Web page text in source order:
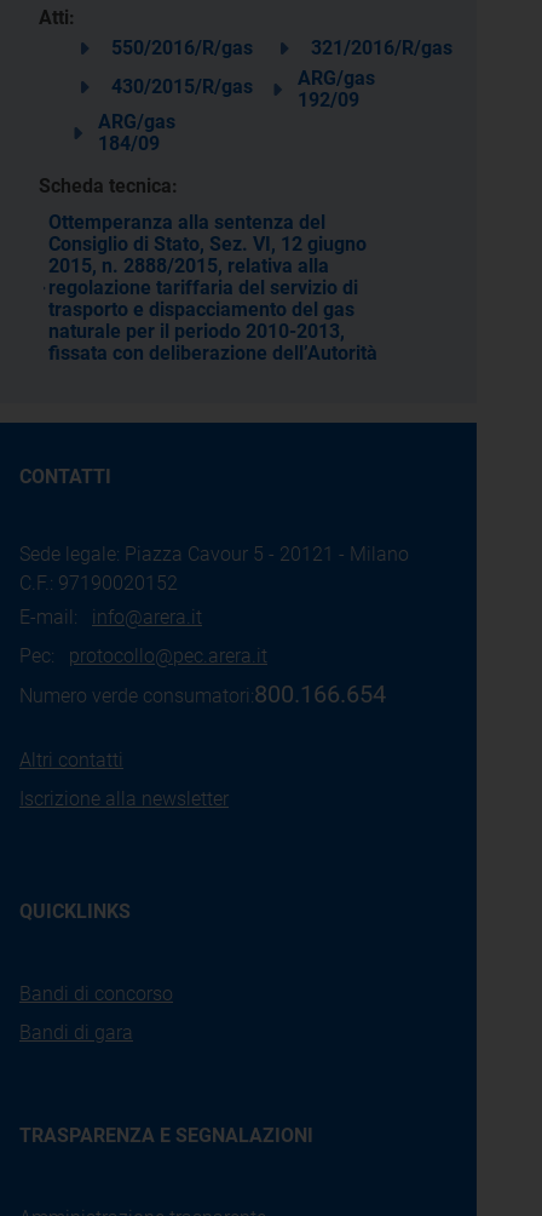
Atti:
550/2016/R/gas
321/2016/R/gas
430/2015/R/gas
ARG/gas
192/09
ARG/gas
184/09
Scheda tecnica:
Ottemperanza alla sentenza del
Consiglio di Stato, Sez. VI, 12 giugno
2015, n. 2888/2015, relativa alla
regolazione tariffaria del servizio di
trasporto e dispacciamento del gas
naturale per il periodo 2010-2013,
fissata con deliberazione dell’Autorità
CONTATTI
Sede legale: Piazza Cavour 5 - 20121 - Milano
C.F.: 97190020152
E-mail: info@arera.it
Pec: protocollo@pec.arera.it
Numero verde consumatori:800.166.654
Altri contatti
Iscrizione alla newsletter
QUICKLINKS
Bandi di concorso
Bandi di gara
TRASPARENZA E SEGNALAZIONI